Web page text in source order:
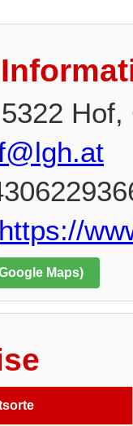
5322
https://
Maps)